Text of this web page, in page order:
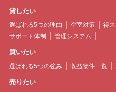
貸したい
選ばれる5つの理由 空室対策 得
サポート体制
管理システム
買いたい
選ばれる5つの強み 収益物件一覧
売りたい